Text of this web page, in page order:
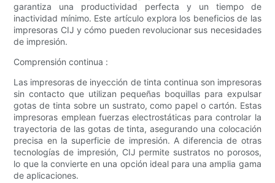
garantiza una productividad perfecta y un tiempo de
inactividad mínimo. Este artículo explora los beneficios de las
impresoras CIJ y cómo pueden revolucionar sus necesidades
de impresión.
Comprensión continua :
Las impresoras de inyección de tinta continua son impresoras
sin contacto que utilizan pequeñas boquillas para expulsar
gotas de tinta sobre un sustrato, como papel o cartón. Estas
impresoras emplean fuerzas electrostáticas para controlar la
trayectoria de las gotas de tinta, asegurando una colocación
precisa en la superficie de impresión. A diferencia de otras
tecnologías de impresión, CIJ permite sustratos no porosos,
lo que la convierte en una opción ideal para una amplia gama
de aplicaciones.